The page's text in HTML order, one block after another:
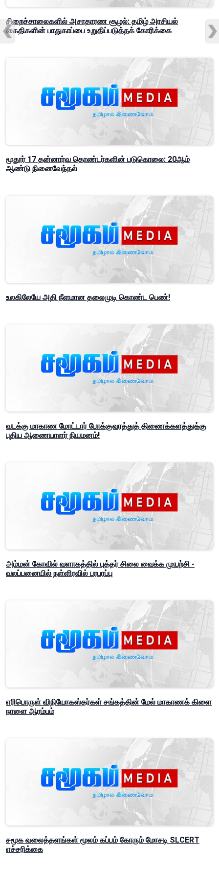
சிறைச்சாலைகளில் அசாதாரண சூழல்: தமிழ் அரசியல்
கைதிகளின் பாதுகாப்பை உறுதிப்படுத்தக் கோரிக்கை
மூதூர் 17 தன்னார்வ தொண்டர்களின் படுகொலை: 20ஆம்
ஆண்டு நினைவேந்தல்
உலகிலேயே அதி நீளமான தலைமுடி கொண்ட பெண்!
வடக்கு மாகாண மோட்டார் போக்குவரத்துத் திணைக்களத்துக்கு
புதிய ஆணையாளர் நியமனம்!
அம்மன் கோவில் வளாகத்தில் புத்தர் சிலை வைக்க முயற்சி -
வலப்பனையில் நள்ளிரவில் பரபரப்பு
எரிபொருள் விநியோகஸ்தர்கள் சங்கத்தின் மேல் மாகாணக் கிளை
நாளை ஆரம்பம்
சமூக வலைத்தளங்கள் மூலம் கப்பம் கோரும் மோசடி SLCERT
எச்சரிக்கை